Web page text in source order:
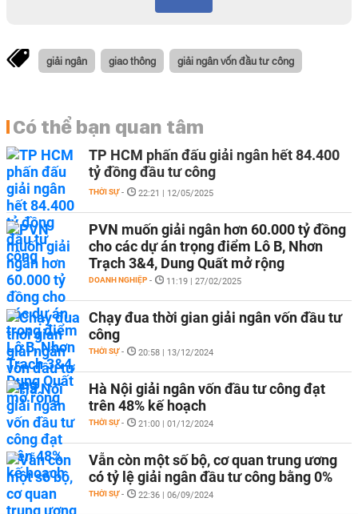
giải ngân giao thông giải ngân vốn đầu tư công
Có thể bạn quan tâm
TP HCM phấn đấu giải ngân hết 84.400
tỷ đồng đầu tư công
THỜI SỰ - 22:21 | 12/05/2025
PVN muốn giải ngân hơn 60.000 tỷ đồng
cho các dự án trọng điểm Lô B, Nhơn
Trạch 3&4, Dung Quất mở rộng
DOANH NGHIỆP - 11:19 | 27/02/2025
Chạy đua thời gian giải ngân vốn đầu tư
công
THỜI SỰ - 20:58 | 13/12/2024
Hà Nội giải ngân vốn đầu tư công đạt
trên 48% kế hoạch
THỜI SỰ - 21:00 | 01/12/2024
Vẫn còn một số bộ, cơ quan trung ương
có tỷ lệ giải ngân đầu tư công bằng 0%
THỜI SỰ - 22:36 | 06/09/2024